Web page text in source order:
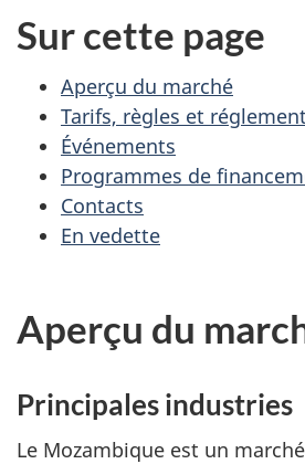
Sur cette page
Aperçu du marché
Tarifs, règles et
Événements
Programmes de
Contacts
En vedette
Aperçu du
Principales industries
Le Mozambique est un